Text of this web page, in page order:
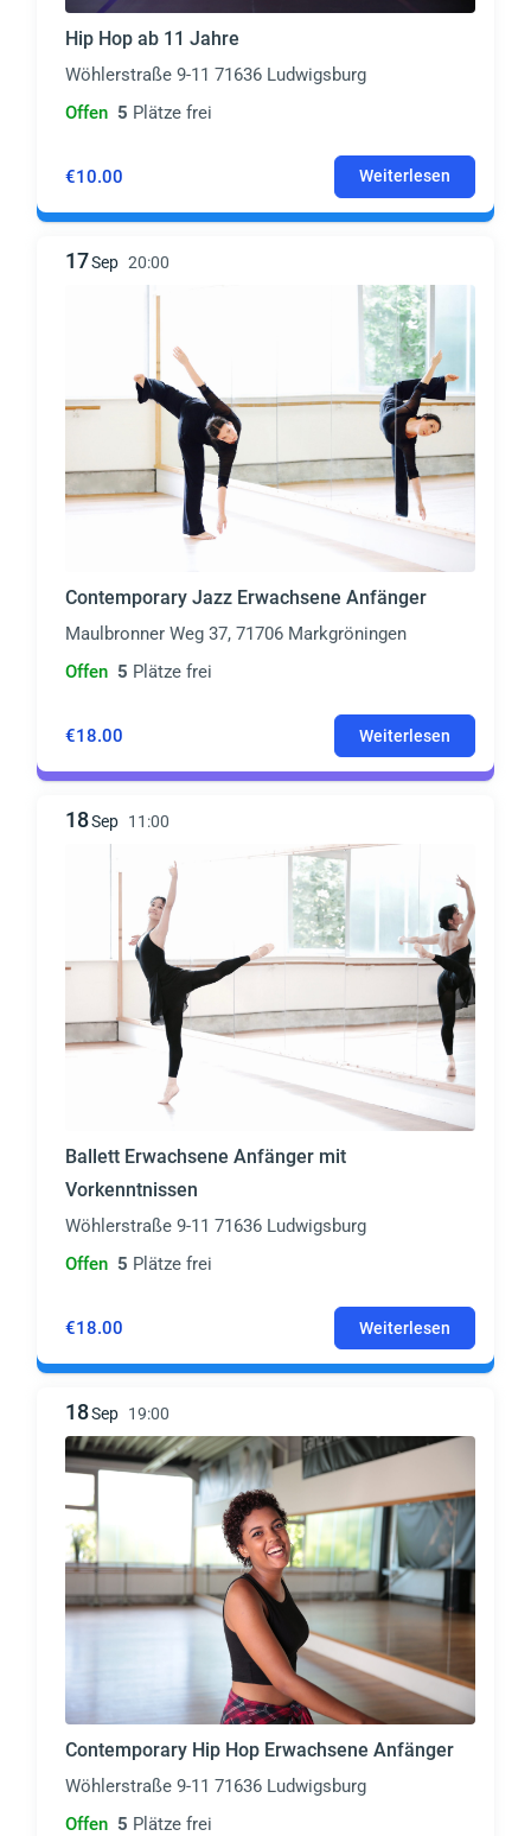
Hip Hop ab 11 Jahre
Wöhlerstraße 9-11 71636 Ludwigsburg
Offen 5 Plätze frei
€10.00 Weiterlesen
17Sep 20:00
Contemporary Jazz Erwachsene Anfänger
Maulbronner Weg 37, 71706 Markgröningen
Offen 5 Plätze frei
€18.00 Weiterlesen
18Sep 11:00
Ballett Erwachsene Anfänger mit
Vorkenntnissen
Wöhlerstraße 9-11 71636 Ludwigsburg
Offen 5 Plätze frei
€18.00 Weiterlesen
18Sep 19:00
Contemporary Hip Hop Erwachsene Anfänger
Wöhlerstraße 9-11 71636 Ludwigsburg
Offen 5 Plätze frei